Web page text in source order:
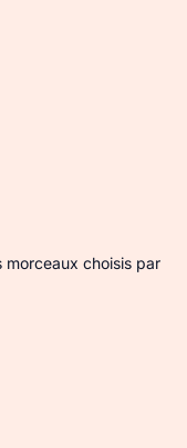
morceaux choisis par